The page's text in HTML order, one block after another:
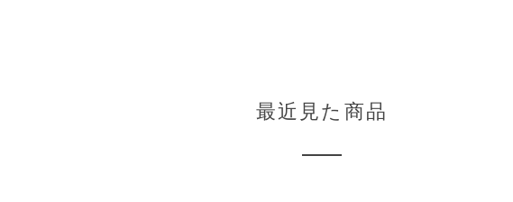
最近見た商品